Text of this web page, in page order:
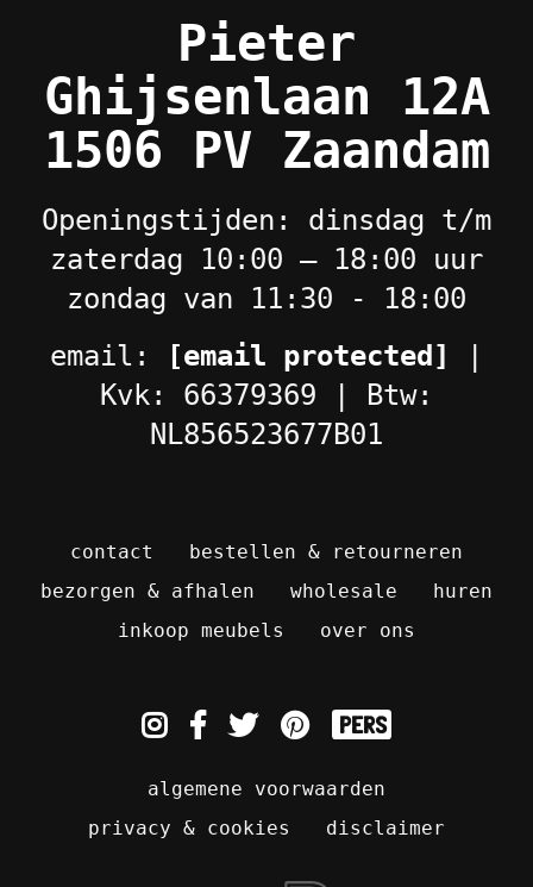
Pieter
Ghijsenlaan 12A
1506 PV Zaandam
Openingstijden: dinsdag t/m
zaterdag 10:00 – 18:00 uur
zondag van 11:30 - 18:00
email:
[email protected]
Kvk: 66379369 | Btw:
NL856523677B01
contact
bestellen & retourneren
bezorgen & afhalen
wholesale
huren
inkoop meubels
over ons
pers
algemene voorwaarden
privacy & cookies
disclaimer